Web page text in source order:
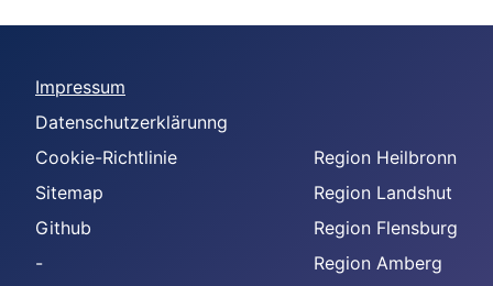
Impressum
Datenschutzerklärunng
Cookie-Richtlinie
Sitemap
Github
-
Region Heilbronn
Region Landshut
Region Flensburg
Region Amberg